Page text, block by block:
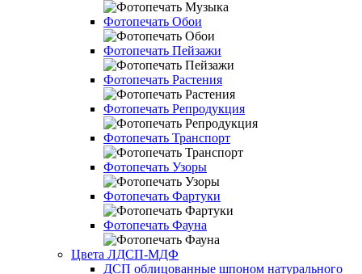
Фотопечать Обои
Фотопечать Пейзажи
Фотопечать Растения
Фотопечать Репродукция
Фотопечать Транспорт
Фотопечать Узоры
Фотопечать Фартуки
Фотопечать Фауна
Цвета ЛДСП-МДФ
ДСП облицованные шпоном натурального